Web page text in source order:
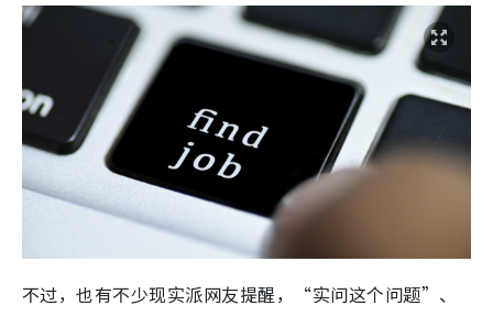
不过，也有不少现实派网友提醒，“实问这个问题”、